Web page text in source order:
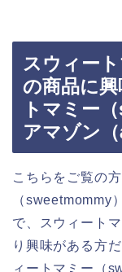
スウィー
の商品に
トマミー
アマゾン
こちらをご覧の
（sweetmommy
で、スウィート
り興味がある方
ィートマミー（